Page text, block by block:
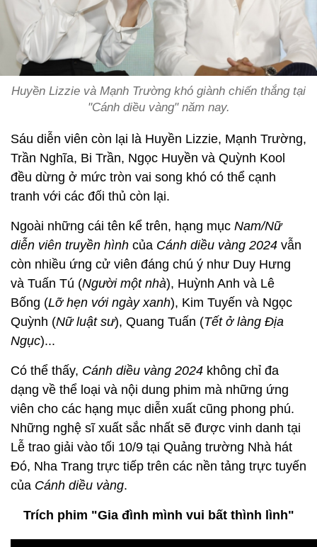
Huyền Lizzie và Mạnh Trường khó giành chiến thắng tại
"Cánh diều vàng" năm nay.
Sáu diễn viên còn lại là Huyền Lizzie, Mạnh Trường,
Trần Nghĩa, Bi Trần, Ngọc Huyền và Quỳnh Kool
đều dừng ở mức tròn vai song khó có thể cạnh
tranh với các đối thủ còn lại.
Ngoài những cái tên kể trên, hạng mục Nam/Nữ
diễn viên truyền hình của Cánh diều vàng 2024 vẫn
còn nhiều ứng cử viên đáng chú ý như Duy Hưng
và Tuấn Tú (Người một nhà), Huỳnh Anh và Lê
Bống (Lỡ hẹn với ngày xanh), Kim Tuyến và Ngọc
Quỳnh (Nữ luật sư), Quang Tuấn (Tết ở làng Địa
Ngục)...
Có thể thấy, Cánh diều vàng 2024 không chỉ đa
dạng về thể loại và nội dung phim mà những ứng
viên cho các hạng mục diễn xuất cũng phong phú.
Những nghệ sĩ xuất sắc nhất sẽ được vinh danh tại
Lễ trao giải vào tối 10/9 tại Quảng trường Nhà hát
Đó, Nha Trang trực tiếp trên các nền tảng trực tuyến
của Cánh diều vàng.
Trích phim "Gia đình mình vui bất thình lình"